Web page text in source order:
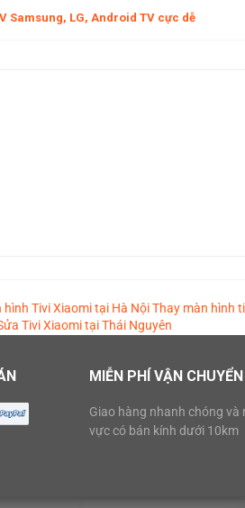
Samsung, LG, Android TV cực dễ
hình Tivi Xiaomi tại Hà NộiThay màn hình
Tivi Xiaomi tại Thái Nguyên
MIỄN PHÍ VẬN CHUYỂN
Giao hàng nhanh chóng và
vực có bán kính dưới 10km